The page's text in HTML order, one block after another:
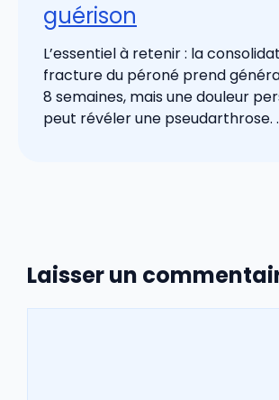
guérison
L’essentiel à retenir : la
fracture du péroné prend
8 semaines, mais une douleur
peut révéler une pseudarthrose.
Laisser un